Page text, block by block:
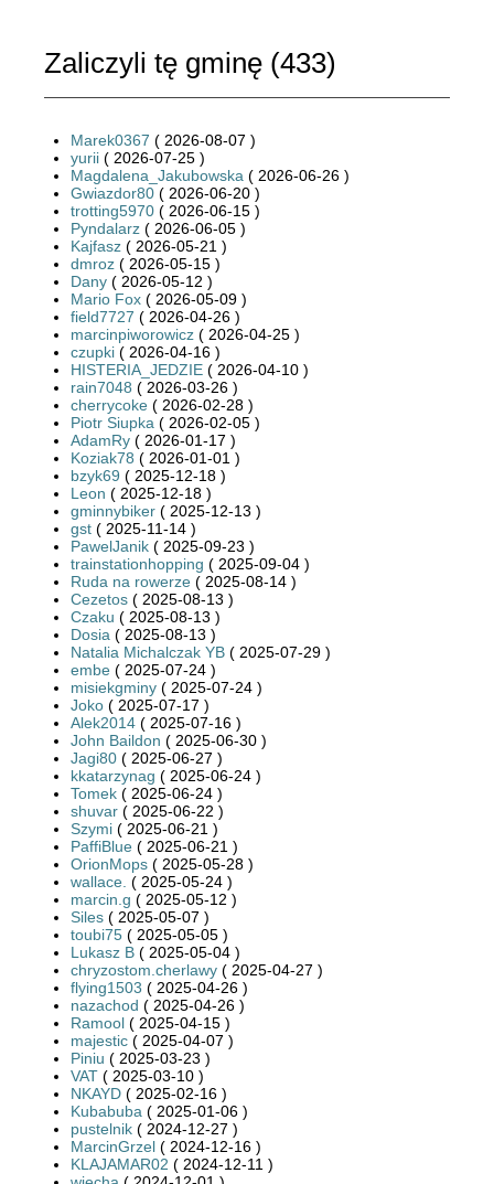
Zaliczyli tę gminę (433)
Marek0367 ( 2026-08-07 )
yurii ( 2026-07-25 )
Magdalena_Jakubowska ( 2026-06-26 )
Gwiazdor80 ( 2026-06-20 )
trotting5970 ( 2026-06-15 )
Pyndalarz ( 2026-06-05 )
Kajfasz ( 2026-05-21 )
dmroz ( 2026-05-15 )
Dany ( 2026-05-12 )
Mario Fox ( 2026-05-09 )
field7727 ( 2026-04-26 )
marcinpiworowicz ( 2026-04-25 )
czupki ( 2026-04-16 )
HISTERIA_JEDZIE ( 2026-04-10 )
rain7048 ( 2026-03-26 )
cherrycoke ( 2026-02-28 )
Piotr Siupka ( 2026-02-05 )
AdamRy ( 2026-01-17 )
Koziak78 ( 2026-01-01 )
bzyk69 ( 2025-12-18 )
Leon ( 2025-12-18 )
gminnybiker ( 2025-12-13 )
gst ( 2025-11-14 )
PawelJanik ( 2025-09-23 )
trainstationhopping ( 2025-09-04 )
Ruda na rowerze ( 2025-08-14 )
Cezetos ( 2025-08-13 )
Czaku ( 2025-08-13 )
Dosia ( 2025-08-13 )
Natalia Michalczak YB ( 2025-07-29 )
embe ( 2025-07-24 )
misiekgminy ( 2025-07-24 )
Joko ( 2025-07-17 )
Alek2014 ( 2025-07-16 )
John Baildon ( 2025-06-30 )
Jagi80 ( 2025-06-27 )
kkatarzynag ( 2025-06-24 )
Tomek ( 2025-06-24 )
shuvar ( 2025-06-22 )
Szymi ( 2025-06-21 )
PaffiBlue ( 2025-06-21 )
OrionMops ( 2025-05-28 )
wallace. ( 2025-05-24 )
marcin.g ( 2025-05-12 )
Siles ( 2025-05-07 )
toubi75 ( 2025-05-05 )
Lukasz B ( 2025-05-04 )
chryzostom.cherlawy ( 2025-04-27 )
flying1503 ( 2025-04-26 )
nazachod ( 2025-04-26 )
Ramool ( 2025-04-15 )
majestic ( 2025-04-07 )
Piniu ( 2025-03-23 )
VAT ( 2025-03-10 )
NKAYD ( 2025-02-16 )
Kubabuba ( 2025-01-06 )
pustelnik ( 2024-12-27 )
MarcinGrzel ( 2024-12-16 )
KLAJAMAR02 ( 2024-12-11 )